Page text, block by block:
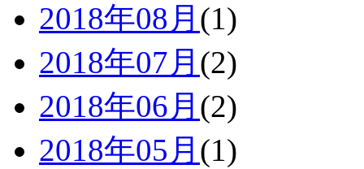
2018年08月 (1)
2018年07月 (2)
2018年06月 (2)
2018年05月 (1)